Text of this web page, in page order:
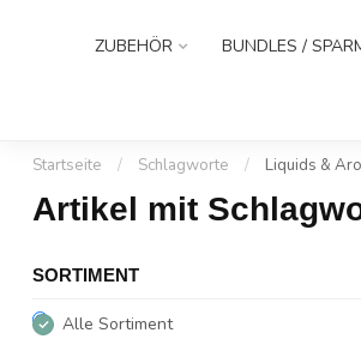
ZUBEHÖR BUNDLES /
Startseite / Schlagworte / Liquids &
Artikel mit
SORTIMENT
Alle Sortiment